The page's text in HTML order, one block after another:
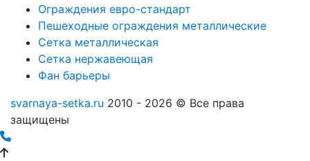
Ограждения евро-стандарт
Пешеходные ограждения металлические
Сетка металлическая
Сетка нержавеющая
Фан барьеры
svarnaya-setka.ru 2010 - 2026 © Все права
защищены